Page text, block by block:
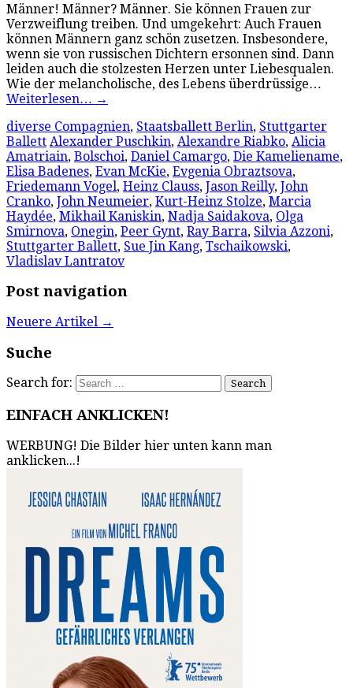
Männer! Männer? Männer. Sie können Frauen zur
Verzweiflung treiben. Und umgekehrt: Auch Frauen
können Männern ganz schön zusetzen. Insbesondere,
wenn sie von russischen Dichtern ersonnen sind. Dann
leiden auch die stolzesten Herzen unter Liebesqualen.
Wie der melancholische, des Lebens überdrüssige…
Weiterlesen… →
diverse Compagnien, Staatsballett Berlin, Stuttgarter
Ballett Alexander Puschkin, Alexandre Riabko, Alicia
Amatriain, Bolschoi, Daniel Camargo, Die Kameliename,
Elisa Badenes, Evan McKie, Evgenia Obraztsova,
Friedemann Vogel, Heinz Clauss, Jason Reilly, John
Cranko, John Neumeier, Kurt-Heinz Stolze, Marcia
Haydée, Mikhail Kaniskin, Nadja Saidakova, Olga
Smirnova, Onegin, Peer Gynt, Ray Barra, Silvia Azzoni,
Stuttgarter Ballett, Sue Jin Kang, Tschaikowski,
Vladislav Lantratov
Post navigation
Neuere Artikel →
Suche
Search for:
EINFACH ANKLICKEN!
WERBUNG! Die Bilder hier unten kann man
anklicken...!